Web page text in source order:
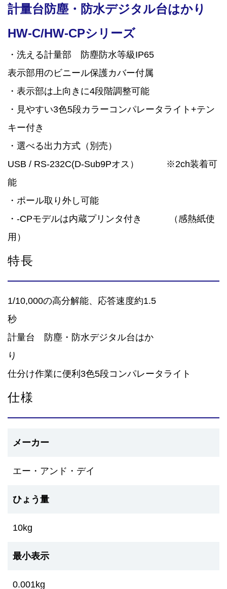
計量台防塵・防水デジタル台はかり
HW-C/HW-CPシリーズ
・洗える計量部 防塵防水等級IP65
表示部用のビニール保護カバー付属
・表示部は上向きに4段階調整可能
・見やすい3色5段カラーコンパレータライト+テン
キー付き
・選べる出力方式（別売）
USB / RS-232C(D-Sub9Pオス） ※2ch装着可
能
・ポール取り外し可能
・-CPモデルは内蔵プリンタ付き （感熱紙使
用）
特長
1/10,000の高分解能、応答速度約1.5
計量台 防塵・防水デジタル台はか
仕分け作業に便利3色5段コンパレータライト
仕様
メーカー
エー・アンド・デイ
ひょう量
10kg
最小表示
0.001kg